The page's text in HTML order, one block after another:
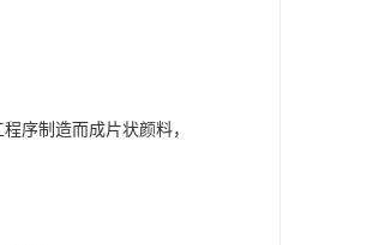
序制造而成片状颜料，